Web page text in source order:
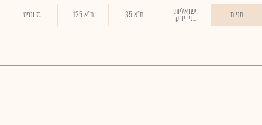
מניות ישראליות
בניו יורק ת"א 35 ת"א 125 גז ונפט